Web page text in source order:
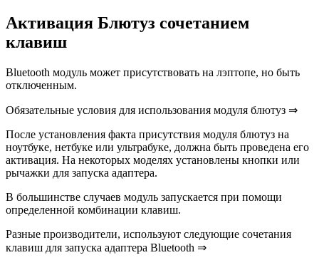
Активация Блютуз сочетанием
клавиш
Bluetooth модуль может присутствовать на лэптопе, но быть
отключенным.
Обязательные условия для использования модуля блютуз ⇒
После установления факта присутствия модуля блютуз на
ноутбуке, нетбуке или ультрабуке, должна быть проведена его
активация. На некоторых моделях установлены кнопки или
рычажки для запуска адаптера.
В большинстве случаев модуль запускается при помощи
определенной комбинации клавиш.
Разные производители, используют следующие сочетания
клавиш для запуска адаптера Bluetooth ⇒